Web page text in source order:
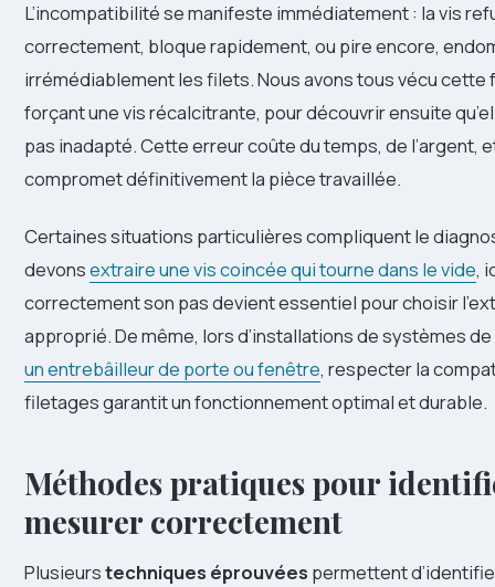
L’incompatibilité se manifeste immédiatement : la vis
correctement, bloque rapidement, ou pire encore,
irrémédiablement les filets. Nous avons tous vécu cette
forçant une vis récalcitrante, pour découvrir ensuite
pas inadapté. Cette erreur coûte du temps, de l’argent,
compromet définitivement la pièce travaillée.
Certaines situations particulières compliquent le
devonsextraire une vis coincée qui tourne dans le vide,
correctement son pas devient essentiel pour choisir
approprié. De même, lors d’installations de systèmes
un entrebâilleur de porte ou fenêtre, respecter la
filetages garantit un fonctionnement optimal et durable.
Méthodes pratiques pour
mesurer correctement
Plusieurstechniques éprouvées permettent